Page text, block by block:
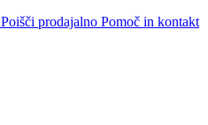
Poišči prodajalno Pomoč in kontakt